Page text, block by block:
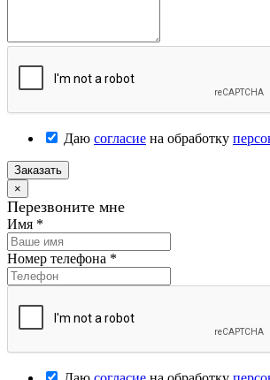
Даю согласие на обработку
Заказать
×
Перезвоните мне
Имя *
Номер телефона *